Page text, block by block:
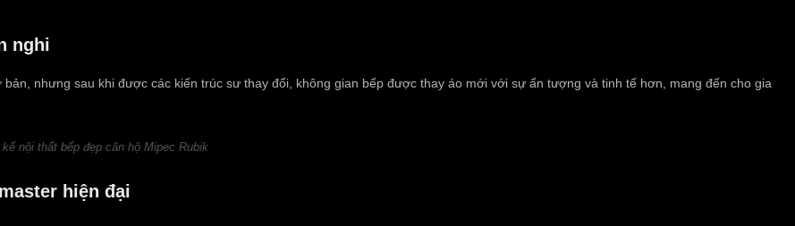
nghi
nhưng sau khi được các kiến trúc sư thay đổi, không gian bếp được thay áo mới với sự ấn tượng và tinh tế hơn, mang đến cho gia
kế nội thất bếp đẹp căn hộ Mipec Rubik
hiện đại